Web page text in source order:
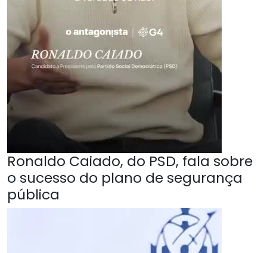
Ronaldo Caiado, do PSD, fala sobre
o sucesso do plano de segurança
pública